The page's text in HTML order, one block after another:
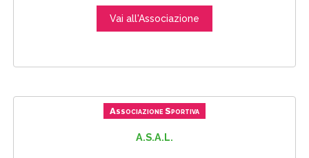
Vai all'Associazione
Associazione Sportiva
A.S.A.L.